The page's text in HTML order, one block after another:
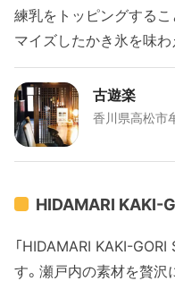
練乳をトッピングする
マイズしたかき氷を味わ
古遊楽
香川県高松市
HIDAMARI KAKI-
「HIDAMARI KAKI-
す。瀬戸内の素材を贅沢